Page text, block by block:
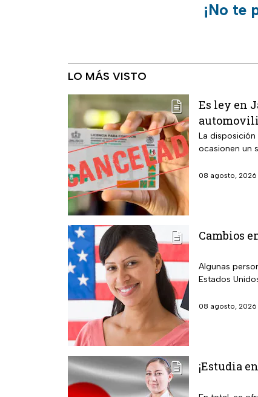
¡No te
LO MÁS VISTO
Es ley en
La
ocasionen un
08 agosto, 2026
Cambios
Algunas
Estados
08 agosto, 2026
¡Estudia